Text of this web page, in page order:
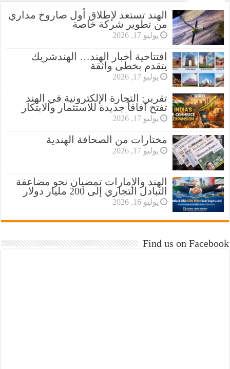
الهند تستعد لإطلاق أول صاروخ مداري
من تطوير شركة خاصة
يوليو 17, 2026
افتتاحية أخبار الهند… الهندشريك
يتقدم بخطى واثقة
يوليو 17, 2026
تقرير: التجارة الإلكترونية في الهند
تفتح آفاقاً جديدة للاستثمار والابتكار
يوليو 17, 2026
مختارات من الصحافة الهندية
يوليو 17, 2026
الهند والإمارات تمضيان نحو مضاعفة
التبادل التجاري إلى 200 مليار دولار
يوليو 16, 2026
Find us on Facebook